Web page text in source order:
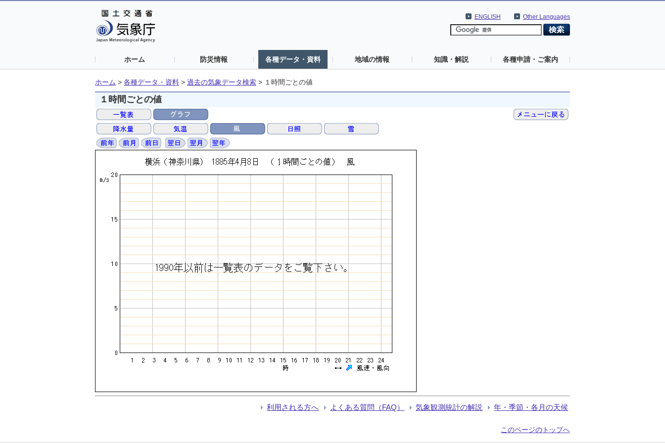
Other Languages
ENGLISH
ホーム 防災情報 各種データ・資料 地域の情報 知識・解説 各種申請・ご案内
ホーム > 各種データ・資料 > 過去の気象データ検索 > １時間ごとの値
１時間ごとの値
利用される方へ よくある質問（FAQ） 気象観測統計の解説 年・季節・各月の天候
このページのトップへ